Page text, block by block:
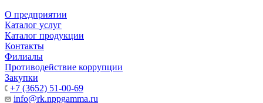
О предприятии
Каталог услуг
Каталог продукции
Контакты
Филиалы
Противодействие коррупции
Закупки
+7 (3652) 51-00-69
info@rk.nppgamma.ru